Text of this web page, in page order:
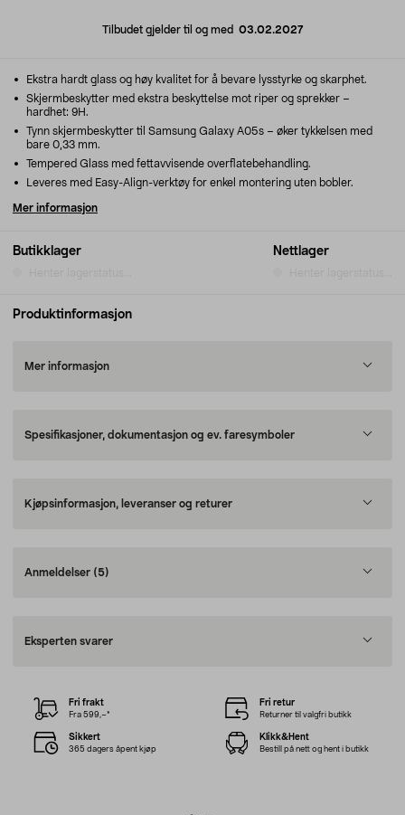
Tilbudet gjelder til og med 03.02.2027
Butikklager Nettlager
Ekstra hardt glass og høy kvalitet for å bevare lysstyrke og skarphet.
Skjermbeskytter med ekstra beskyttelse mot riper og sprekker –
hardhet: 9H.
Tynn skjermbeskytter til Samsung Galaxy A05s – øker tykkelsen med
bare 0,33 mm.
Tempered Glass med fettavvisende overflatebehandling.
Leveres med Easy-Align-verktøy for enkel montering uten bobler.
Mer informasjon
Produktinformasjon
Mer informasjon
Spesifikasjoner, dokumentasjon og ev. faresymboler
Kjøpsinformasjon, leveranser og returer
Anmeldelser (5)
Eksperten svarer
Fri frakt
Fra 599,–*
Fri retur
Returner til valgfri butikk
Sikkert
365 dagers åpent kjøp
Klikk&Hent
Bestill på nett og hent i butikk